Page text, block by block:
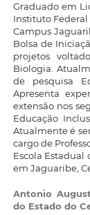
Graduado em
Instituto Federal
Campus
Bolsa de
projetos
Biologia.
de pesquisa
Apresenta
extensão nos
Educação
Atualmente é
cargo de
Escola Estadual
em Jaguaribe,
Antonio
do Estado do